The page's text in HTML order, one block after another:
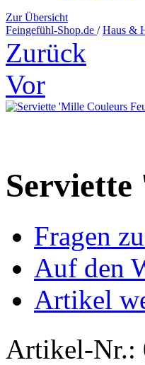
Zur Übersicht
Feingefühl-Shop.de / Haus &
Zurück
Vor
Fragen
Auf den
Artikel
Artikel-Nr.: